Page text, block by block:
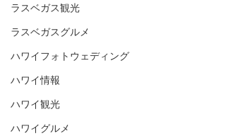
ラスベガス観光
ラスベガスグルメ
ハワイフォトウェディング
ハワイ情報
ハワイ観光
ハワイグルメ